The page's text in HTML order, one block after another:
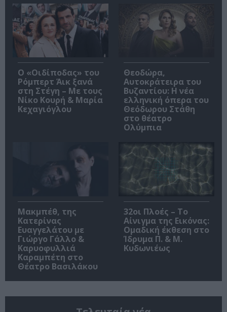
O «Οιδίποδας» του
Ρόμπερτ Άικ ξανά
στη Στέγη – Με τους
Νίκο Κουρή & Μαρία
Κεχαγιόγλου
Θεοδώρα,
Αυτοκράτειρα του
Βυζαντίου: Η νέα
ελληνική όπερα του
Θεόδωρου Στάθη
στο θέατρο
Ολύμπια
Μακμπέθ, της
Κατερίνας
Ευαγγελάτου με
Γιώργο Γάλλο &
Καρυοφυλλιά
Καραμπέτη στο
Θέατρο Βασιλάκου
32οι Πλοές – Το
Αίνιγμα της Εικόνας:
Ομαδική έκθεση στο
Ίδρυμα Π. & Μ.
Κυδωνιέως